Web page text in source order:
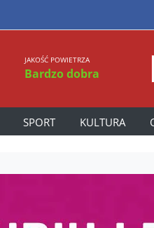
JAKOŚĆ POWIETRZA
Bardzo dobra
SPORT KULTURA